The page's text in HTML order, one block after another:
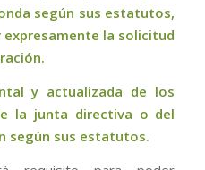
según sus estatutos,
la solicitud
y actualizada de los
la junta directiva o del
según sus estatutos.